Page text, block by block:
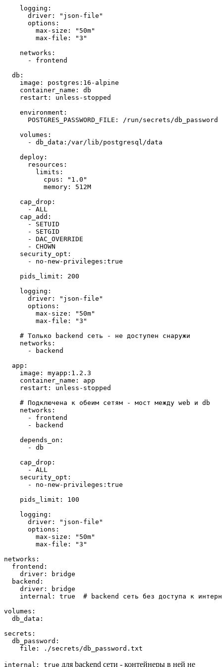
logging :
driver :
"json-file"
options :
max-size :
"50m"
max-file :
"3"
networks :
- frontend
db :
image :
postgres:16-alpine
container_name :
db
restart :
unless-stopped
environment :
POSTGRES_PASSWORD_FILE :
/run/secrets/db_password
volumes :
- db_data:/var/lib/postgresql/data
deploy :
resources :
limits :
cpus :
"1.0"
memory :
512M
cap_drop :
- ALL
cap_add :
- SETUID
- SETGID
- DAC_OVERRIDE
- CHOWN
security_opt :
- no - new-privileges:true
pids_limit :
200
logging :
driver :
"json-file"
options :
max-size :
"50m"
max-file :
"3"
# Только backend сеть - не доступен снаружи
networks :
-
backend
app :
image :
myapp:1.2.3
container_name :
app
restart :
unless-stopped
# Подключена к обеим сетям - мост между web и db
networks :
- frontend
-
backend
depends_on :
- db
cap_drop :
- ALL
security_opt :
- no - new-privileges:true
pids_limit :
100
logging :
driver :
"json-file"
options :
max-size :
"50m"
max-file :
"3"
networks :
frontend :
driver :
bridge
backend :
driver :
bridge
internal : true
# backend сеть без доступа к
volumes :
db_data :
secrets :
db_password :
file : ./secrets/db_password.txt
internal: true для backend сети - контейнеры в ней не